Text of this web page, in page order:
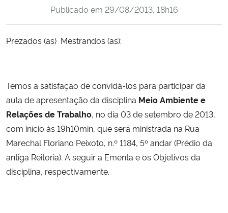
Ministério da Cidadania
Ministério da Ciência, Tecnologia, Inovações e Comunicações
Ministério do Meio Ambiente
Ministério do Turismo
Ministério do Desenvolvimento Regional
Publicado em 29/08/2013, 18h16
Prezados (as) Mestrandos (as):
Temos a satisfação de convidá-los para participar da
aula de apresentação da disciplina Meio Ambiente e
Relações de Trabalho, no dia 03 de setembro de 2013,
com início às 19h10min, que será ministrada na Rua
Marechal Floriano Peixoto, n.º 1184, 5º andar (Prédio da
antiga Reitoria). A seguir a Ementa e os Objetivos da
disciplina, respectivamente.